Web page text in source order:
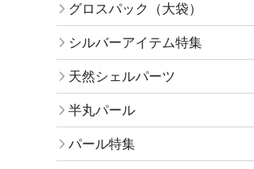
グロスパック（大袋）
シルバーアイテム特集
天然シェルパーツ
半丸パール
パール特集